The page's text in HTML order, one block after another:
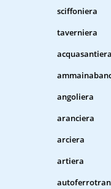
sciffoniera
taverniera
acquasantiera
angoliera
aranciera
arciera
artiera